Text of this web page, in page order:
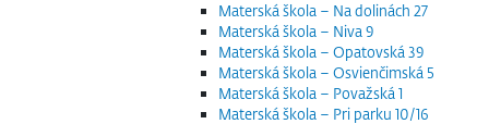
Materská škola – Na dolinách 27
Materská škola – Niva 9
Materská škola – Opatovská 39
Materská škola – Osvienčimská 5
Materská škola – Považská 1
Materská škola – Pri parku 10/16